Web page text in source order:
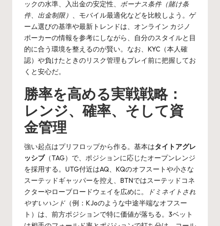
ックの水準、入出金の安定性、 ボーナス条件（賭け条
件、出金制限） 、モバイル最適化などを比較しよう。ゲ
ーム選びの基準や最新トレンドは、 オンライン カジノ
ポーカーの情報を参考にしながら、自分のスタイルと目
的に合う環境を整えるのが賢い。なお、KYC（本人確
認）や負けたときのリスク管理もプレイ前に把握してお
くと安心だ。
勝率を高める実戦戦略：
レンジ、確率、そして資
金管理
強い起点はプリフロップから作る。基本はタイトアグレ
ッシブ（TAG）で、ポジションに応じたオープンレンジ
を採用する。UTG付近はAQ、KQのオフスートや小さな
スーテッドギャッパーを控え、BTNではスーテッドコネ
クターやローブロードウェイを広めに。
ドミネイトされ
やすいハンド （例：KJoのような中途半端なオフスー
ト）は、前方ポジションで特に価値が落ちる。3ベット